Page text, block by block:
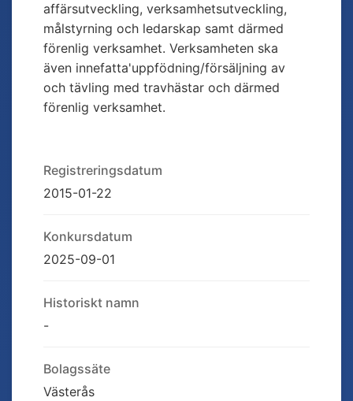
affärsutveckling, verksamhetsutveckling,
målstyrning och ledarskap samt därmed
förenlig verksamhet. Verksamheten ska
även innefatta'uppfödning/försäljning av
och tävling med travhästar och därmed
förenlig verksamhet.
Registreringsdatum
2015-01-22
Konkursdatum
2025-09-01
Historiskt namn
-
Bolagssäte
Västerås